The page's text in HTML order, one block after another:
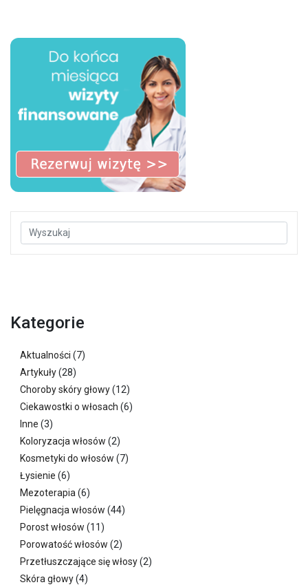
Kategorie
Aktualności (7)
Artykuły(28)
Choroby skóry głowy(12)
Ciekawostki o włosach (6)
Inne (3)
Koloryzacja włosów (2)
Kosmetyki do włosów (7)
Łysienie (6)
Mezoterapia (6)
Pielęgnacja włosów (44)
Porost włosów (11)
Porowatość włosów (2)
Przetłuszczające się włosy(2)
Skóra głowy(4)